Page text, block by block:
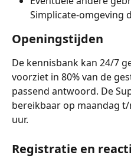
Simplicate-omgeving
Openingstijden
De kennisbank kan 24/7
voorziet in 80% van de
passend antwoord. De
bereikbaar op maandag t/
uur.
Registratie en